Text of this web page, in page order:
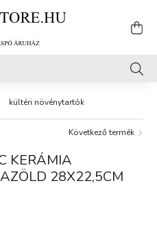
kültéri növénytartók
Következő termék
KERÁMIA
28X22,5CM